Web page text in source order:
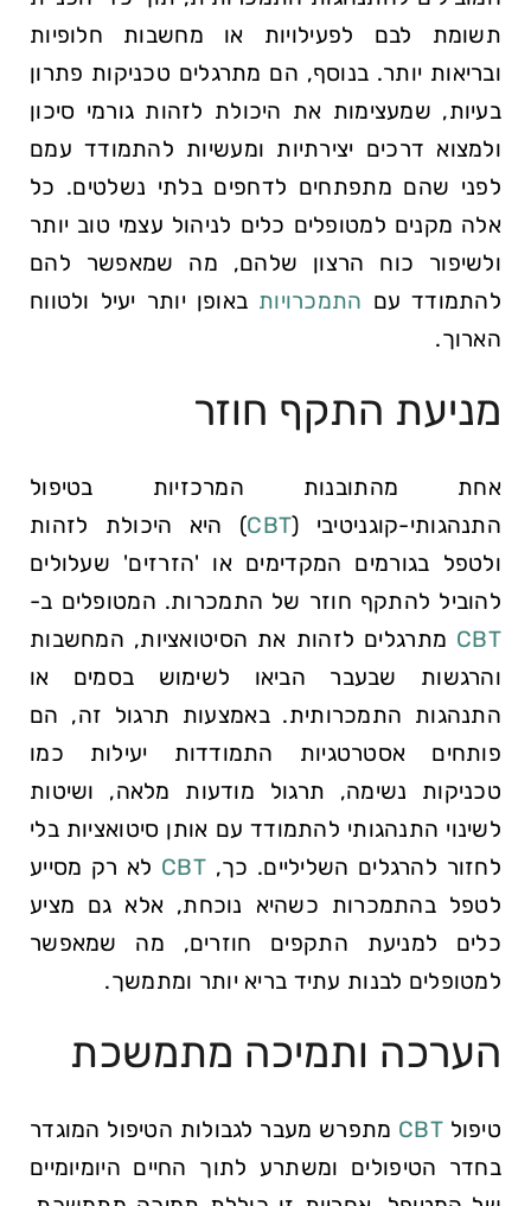
תשומת לבם לפעילויות או מחשבות חלופיות
ובריאות יותר. בנוסף, הם מתרגלים טכניקות פתרון
בעיות, שמעצימות את היכולת לזהות גורמי סיכון
ולמצוא דרכים יצירתיות ומעשיות להתמודד עמם
לפני שהם מתפתחים לדחפים בלתי נשלטים. כל
אלה מקנים למטופלים כלים לניהול עצמי טוב יותר
ולשיפור כוח הרצון שלהם, מה שמאפשר להם
להתמודד עם התמכרויות באופן יותר יעיל ולטווח
הארוך.
מניעת התקף חוזר
אחת מהתובנות המרכזיות בטיפול
התנהגותי-קוגניטיבי (CBT) היא היכולת לזהות
ולטפל בגורמים המקדימים או 'הזרזים' שעלולים
להוביל להתקף חוזר של התמכרות. המטופלים ב-
CBT מתרגלים לזהות את הסיטואציות, המחשבות
והרגשות שבעבר הביאו לשימוש בסמים או
התנהגות התמכרותית. באמצעות תרגול זה, הם
פותחים אסטרטגיות התמודדות יעילות כמו
טכניקות נשימה, תרגול מודעות מלאה, ושיטות
לשינוי התנהגותי להתמודד עם אותן סיטואציות בלי
לחזור להרגלים השליליים. כך, CBT לא רק מסייע
לטפל בהתמכרות כשהיא נוכחת, אלא גם מציע
כלים למניעת התקפים חוזרים, מה שמאפשר
למטופלים לבנות עתיד בריא יותר ומתמשך.
הערכה ותמיכה מתמשכת
טיפולCBT מתפרש מעבר לגבולות הטיפול המוגדר
בחדר הטיפולים ומשתרע לתוך החיים היומיומיים